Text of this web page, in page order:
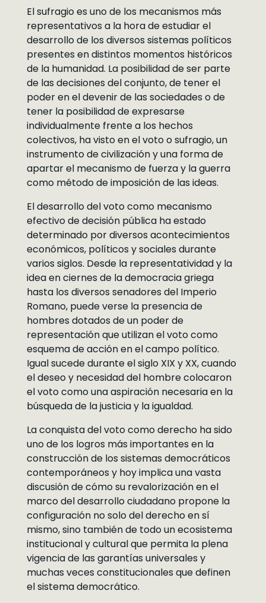
El sufragio es uno de los mecanismos más
representativos a la hora de estudiar el
desarrollo de los diversos sistemas políticos
presentes en distintos momentos históricos
de la humanidad. La posibilidad de ser parte
de las decisiones del conjunto, de tener el
poder en el devenir de las sociedades o de
tener la posibilidad de expresarse
individualmente frente a los hechos
colectivos, ha visto en el voto o sufragio, un
instrumento de civilización y una forma de
apartar el mecanismo de fuerza y la guerra
como método de imposición de las ideas.
El desarrollo del voto como mecanismo
efectivo de decisión pública ha estado
determinado por diversos acontecimientos
económicos, políticos y sociales durante
varios siglos. Desde la representatividad y la
idea en ciernes de la democracia griega
hasta los diversos senadores del Imperio
Romano, puede verse la presencia de
hombres dotados de un poder de
representación que utilizan el voto como
esquema de acción en el campo político.
Igual sucede durante el siglo XIX y XX, cuando
el deseo y necesidad del hombre colocaron
el voto como una aspiración necesaria en la
búsqueda de la justicia y la igualdad.
La conquista del voto como derecho ha sido
uno de los logros más importantes en la
construcción de los sistemas democráticos
contemporáneos y hoy implica una vasta
discusión de cómo su revalorización en el
marco del desarrollo ciudadano propone la
configuración no solo del derecho en sí
mismo, sino también de todo un ecosistema
institucional y cultural que permita la plena
vigencia de las garantías universales y
muchas veces constitucionales que definen
el sistema democrático.